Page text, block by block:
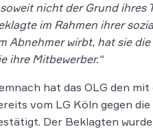
nicht der Grund ihres
im Rahmen ihrer
Abnehmer wirbt, hat sie
ihre Mitbewerber.“
hat das OLG den
vom LG Köln gegen
Der Beklagten